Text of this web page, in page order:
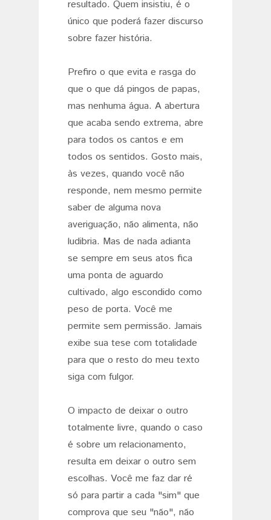
resultado. Quem insistiu, é o
único que poderá fazer discurso
sobre fazer história.
Prefiro o que evita e rasga do
que o que dá pingos de papas,
mas nenhuma água. A abertura
que acaba sendo extrema, abre
para todos os cantos e em
todos os sentidos. Gosto mais,
às vezes, quando você não
responde, nem mesmo permite
saber de alguma nova
averiguação, não alimenta, não
ludibria. Mas de nada adianta
se sempre em seus atos fica
uma ponta de aguardo
cultivado, algo escondido como
peso de porta. Você me
permite sem permissão. Jamais
exibe sua tese com totalidade
para que o resto do meu texto
siga com fulgor.
O impacto de deixar o outro
totalmente livre, quando o caso
é sobre um relacionamento,
resulta em deixar o outro sem
escolhas. Você me faz dar ré
só para partir a cada "sim" que
comprova que seu "não", não